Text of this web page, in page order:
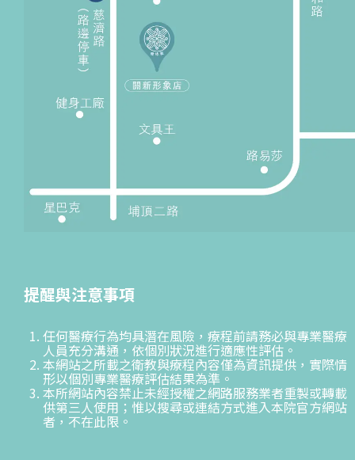
提醒與注意事項
任何醫療行為均具潛在風險，療程前請務必與專業醫療
人員充分溝通，依個別狀況進行適應性評估。
本網站之所載之衛教與療程內容僅為資訊提供，實際情
形以個別專業醫療評估結果為準。
本所網站內容禁止未經授權之網路服務業者重製或轉載
供第三人使用；惟以搜尋或連結方式進入本院官方網站
者，不在此限。